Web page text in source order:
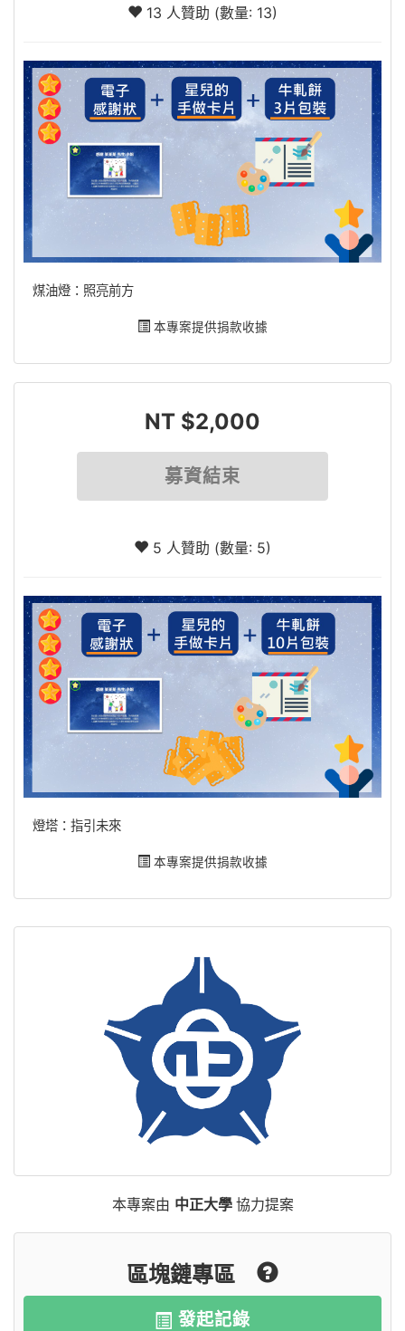
13 人贊助 (數量: 13)
煤油燈：照亮前方
本專案提供捐款收據
NT $2,000
募資結束
5 人贊助 (數量: 5)
燈塔：指引未來
本專案提供捐款收據
本專案由 中正大學 協力提案
區塊鏈專區
發起記錄